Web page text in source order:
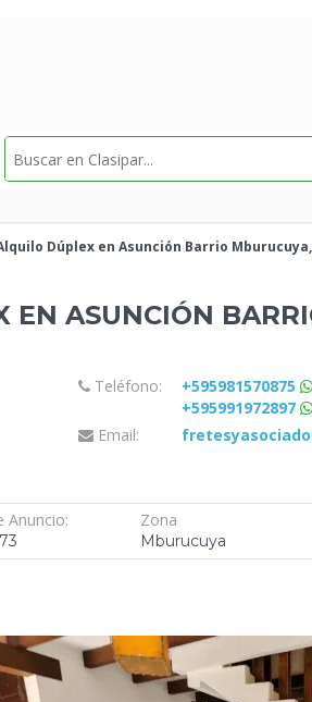
Dúplex en Asunción Barrio
EN ASUNCIÓN
Teléfono:
+595981570875
+595991972897
Email:
Anuncio: Zona
Mburucuya